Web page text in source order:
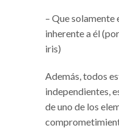
– Que solamente
inherente a él
iris)
Además, todos
independientes,
de uno de los